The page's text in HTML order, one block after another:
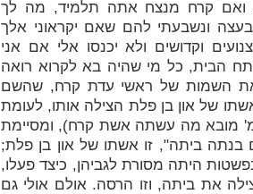
קרח מנצח אתה תלמיד, מה לך
ונשבעתי להם שאם יקראוני אלך
וקדושים ולא יכנסו אלי אם אני
הבית, כל מי שהיה בא לקרוא רואה
את השמות של ראשי עדת קרח, שהשם
של און בן פלת הצילה אותו, לעומת
מובא מה עשתה אשת קרח), ומסיימת
בנתה ביתה", זו אשתו של און בן פלת;
היתה מסורת לגביהן, כיצד פעלו,
את ביתה, וזו הרסה. אולם אולי גם